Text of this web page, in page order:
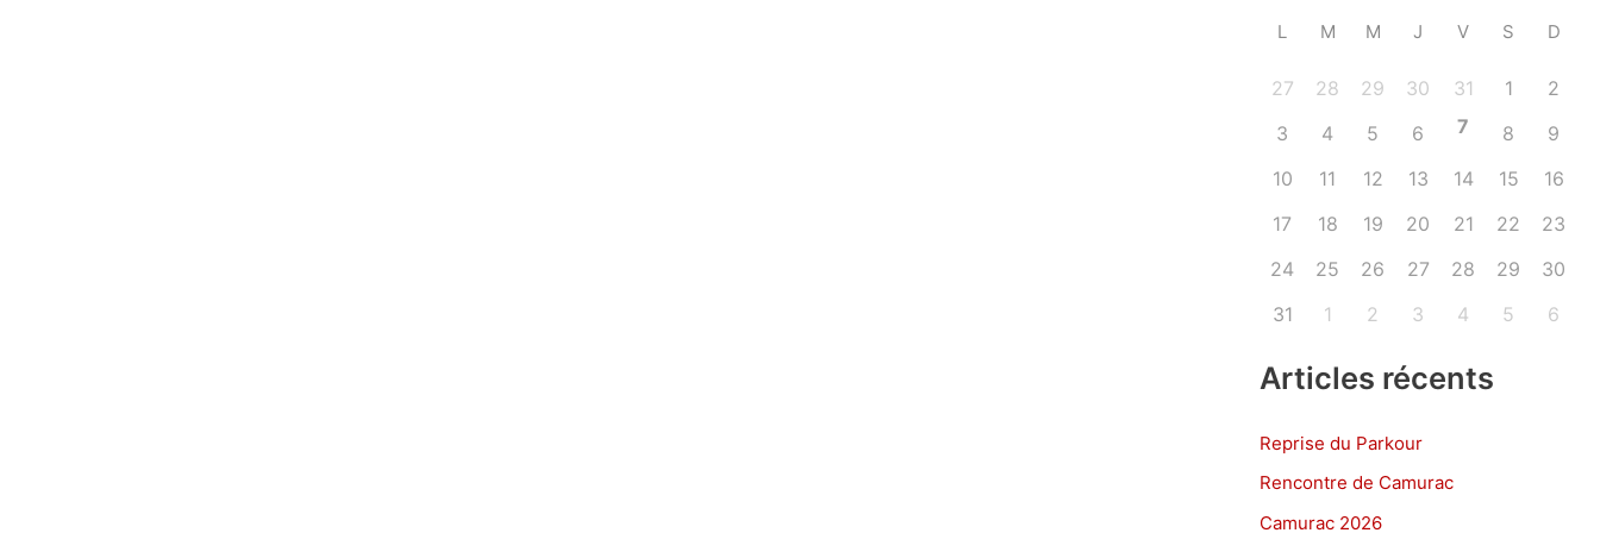
L M M J V S D
27 28 29 30 31 1
2
3
4 5 6 7 8
9
10
11 12 13 14 15
16
17
18 19 20 21 22
23
24
25 26 27 28 29
30
31
1 2 3 4 5 6
Articles récents
Reprise du Parkour
Rencontre de Camurac
Camurac 2026